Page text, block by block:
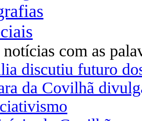
com as
discutiu futuro
da Covilhã